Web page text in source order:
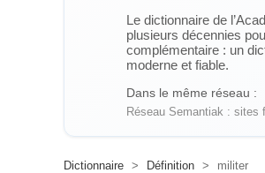
Le dictionnaire de
plusieurs décennies
complémentaire : un
moderne et fiable.
Dans le même réseau :
Réseau Semantiak : sites
Dictionnaire > Définition > militer